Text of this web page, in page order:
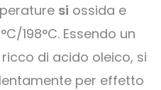
si ossida e
198°C. Essendo un
di acido oleico, si
per effetto